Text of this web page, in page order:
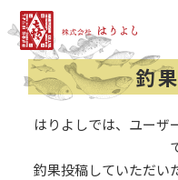
釣
はりよしでは、ユーザ
釣果投稿していただい